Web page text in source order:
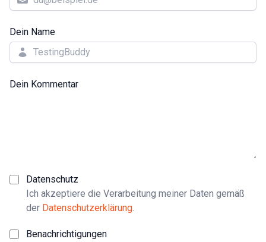
Dein Name
Dein Kommentar
Datenschutz
Ich akzeptiere die Verarbeitung meiner Daten gemäß
der Datenschutzerklärung.
Benachrichtigungen